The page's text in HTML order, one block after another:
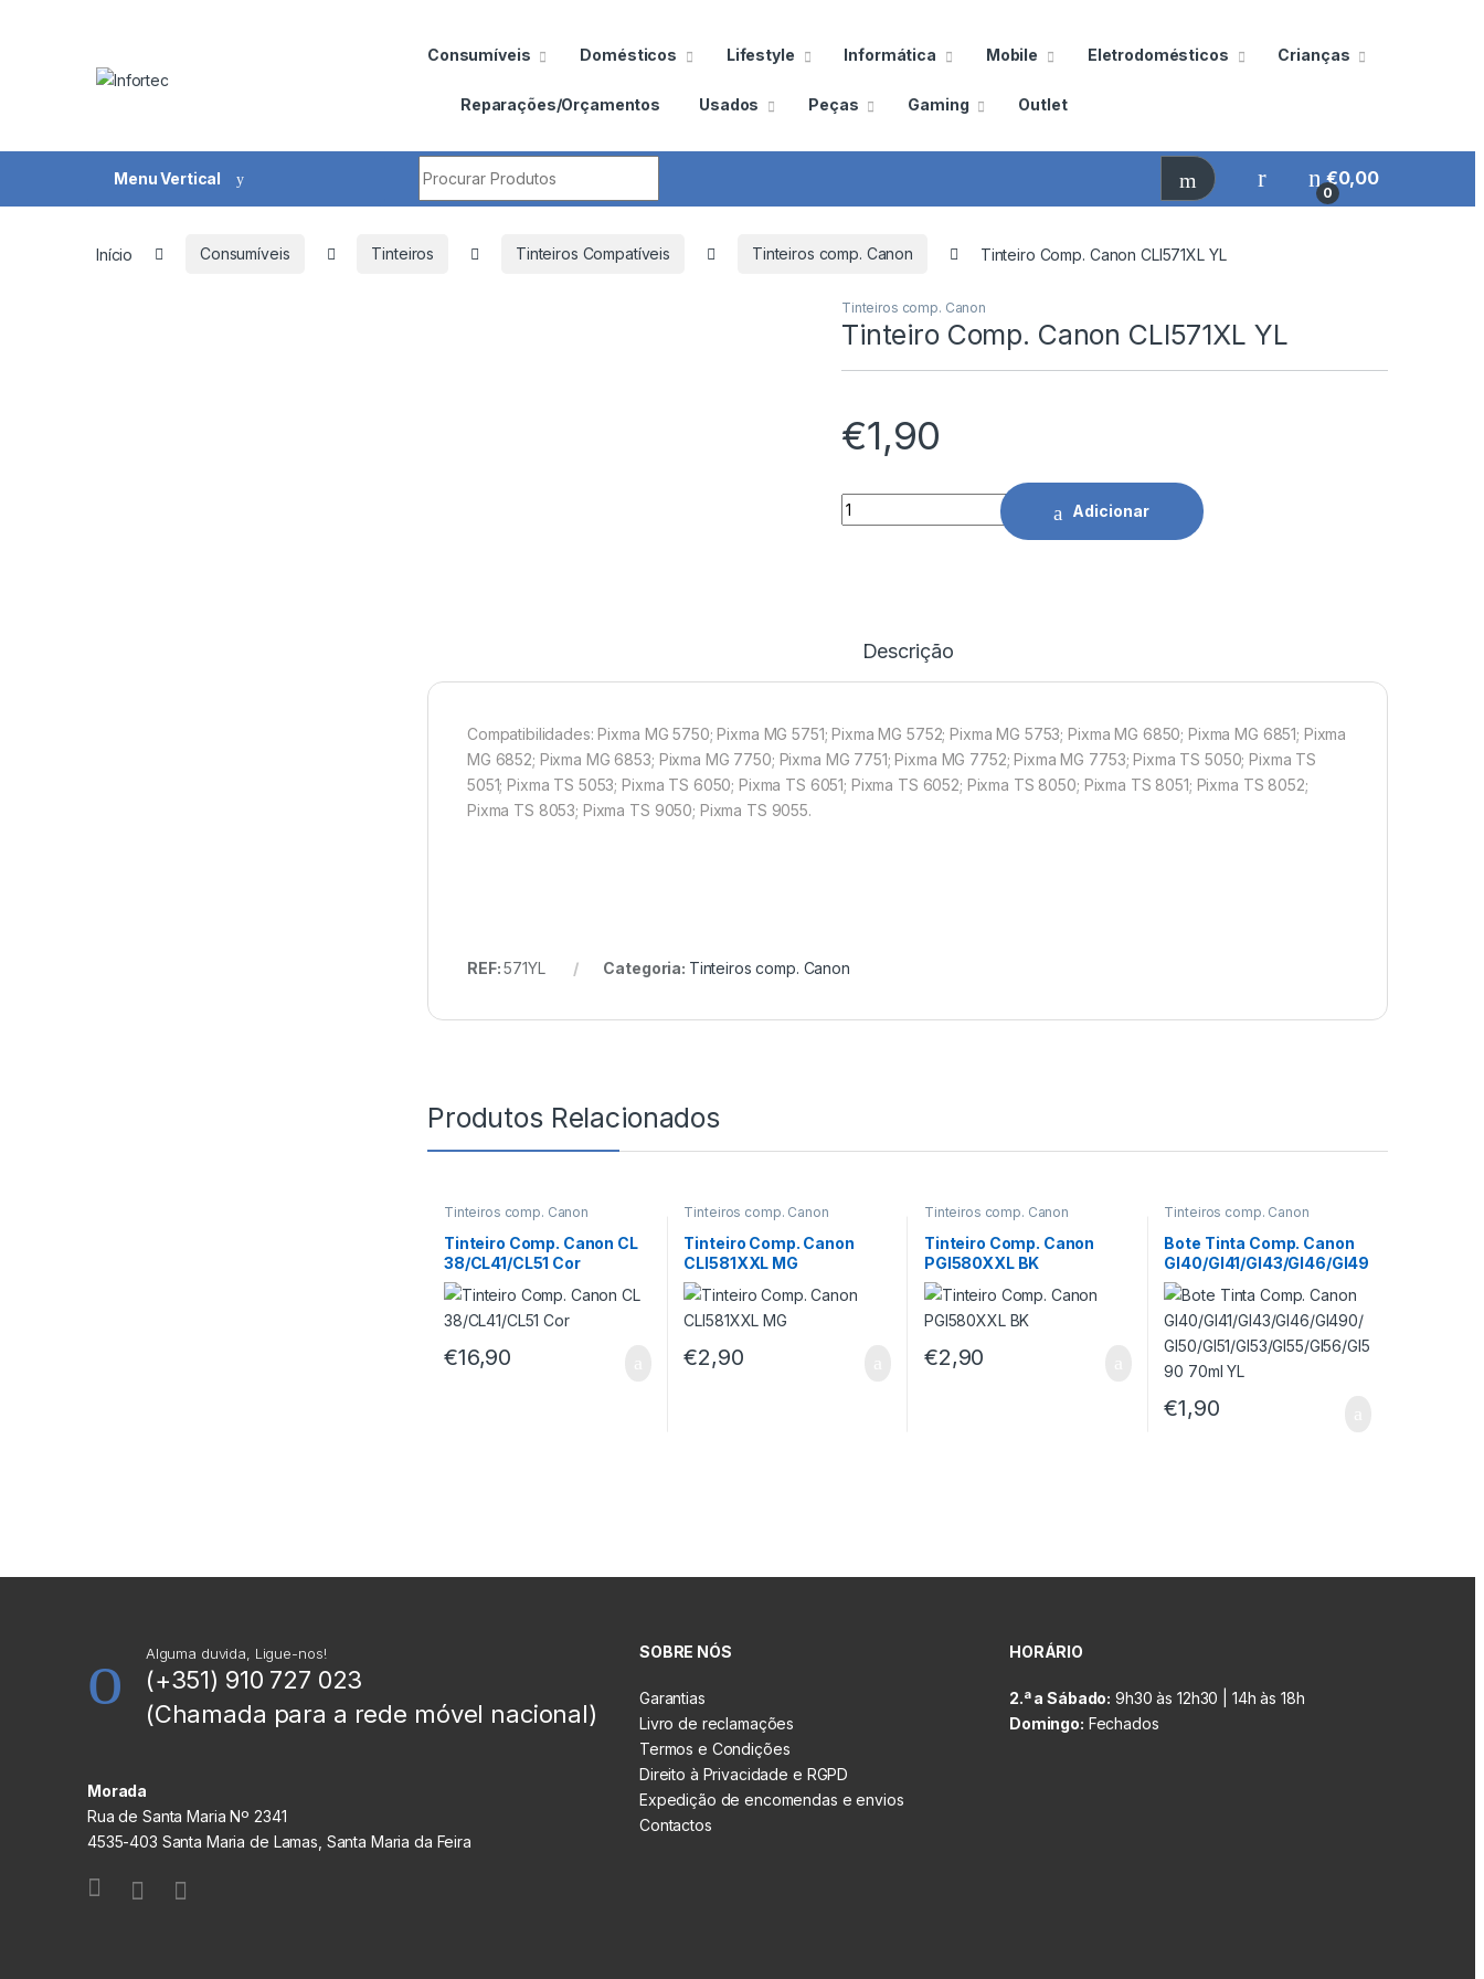
Consumíveis Domésticos Lifestyle Informática Mobile Eletrodomésticos Crianças
Reparações/Orçamentos Usados Peças Gaming Outlet
Menu Vertical
0
€0,00
Início Consumíveis Tinteiros Tinteiros Compatíveis Tinteiros comp. Canon Tinteiro Comp. Canon CLI571XL YL
Tinteiros comp. Canon
Tinteiro Comp. Canon CLI571XL YL
€1,90
Tinteiro Comp. Canon CLI571XL YL quantidade
Adicionar
Descrição
Compatibilidades: Pixma MG 5750; Pixma MG 5751; Pixma MG 5752; Pixma MG 5753; Pixma MG 6850; Pixma MG 6851; Pixma
MG 6852; Pixma MG 6853; Pixma MG 7750; Pixma MG 7751; Pixma MG 7752; Pixma MG 7753; Pixma TS 5050; Pixma TS
5051; Pixma TS 5053; Pixma TS 6050; Pixma TS 6051; Pixma TS 6052; Pixma TS 8050; Pixma TS 8051; Pixma TS 8052;
Pixma TS 8053; Pixma TS 9050; Pixma TS 9055.
REF:571YL Categoria: Tinteiros comp. Canon
Produtos Relacionados
Tinteiros comp. Canon
Tinteiro Comp. Canon CL
38/CL41/CL51 Cor
€16,90
Tinteiros comp. Canon
Tinteiro Comp. Canon
CLI581XXL MG
€2,90
Tinteiros comp. Canon
Tinteiro Comp. Canon
PGI580XXL BK
€2,90
Tinteiros comp. Canon
Bote Tinta Comp. Canon
GI40/GI41/GI43/GI46/GI49
0/GI50/GI51/GI53/GI55/GI5
6/GI590 70ml YL
€1,90
Alguma duvida, Ligue-nos!
(+351) 910 727 023
(Chamada para a rede móvel nacional)
Morada
Rua de Santa Maria Nº 2341
4535-403 Santa Maria de Lamas, Santa Maria da Feira
SOBRE NÓS
Garantias
Livro de reclamações
Termos e Condições
Direito à Privacidade e RGPD
Expedição de encomendas e envios
Contactos
HORÁRIO
2.ª a Sábado: 9h30 às 12h30 | 14h às 18h
Domingo: Fechados